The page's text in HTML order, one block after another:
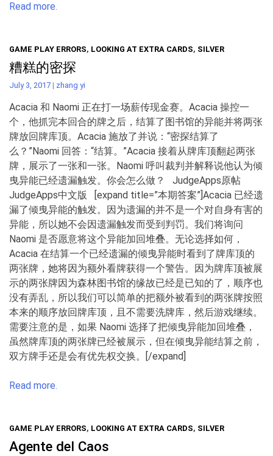
Read more.
GAME PLAY ERRORS, LOOKING AT EXTRA CARDS, SILVER
糟糕的密探
July 3, 2017 | zhang yi
Acacia 和 Naomi 正在打一场薪传现金赛。Acacia 操控一
个，他抓完本回合的牌之后，结算了图书馆的异能并将两张
牌放回牌库顶。Acacia 施放了并说：“密探结算了
么？”Naomi 回答：“结算。”Acacia 接着从牌库顶翻起两张
牌，展示了一张和一张。Naomi 呼叫裁判并解释说他认为倾
曳异能已经遗漏触发。你会怎么做？ JudgeApps原帖
JudgeApps中文版 [expand title=”本期答案”]Acacia 已经遗
漏了倾曳异能的触发。因为遗漏的并不是一个对自身有害的
异能，所以她不会因遗漏触发而受到判罚。我们将询问
Naomi 是否愿意将这个异能加回堆叠。无论选择如何，
Acacia 在结算一个已经遗漏的倾曳异能时看到了牌库顶的
两张牌，她将因为额外看牌获得一个警告。因为牌库顶被展
示的两张牌因为森林图书馆的缘故已经是已知的了，顺序也
没有弄乱，所以我们可以简单的把额外被看到的两张牌按照
本来的顺序放回牌库顶，且不需要洗牌库，然后游戏继续。
需要注意的是，如果 Naomi 选择了把倾曳异能加回堆叠，
虽然牌库顶的两张牌已经被展示，但在倾曳异能结算之前，
双方牌手还是会有优先权交换。[/expand]
Read more.
GAME PLAY ERRORS, LOOKING AT EXTRA CARDS, SILVER
Agente del Caos